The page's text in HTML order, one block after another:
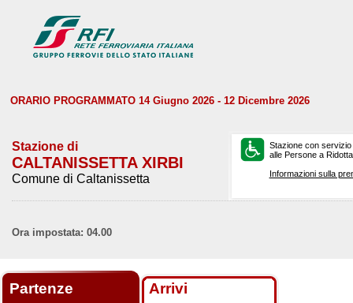
ORARIO PROGRAMMATO 14 Giugno 2026 - 12 Dicembre 2026
Stazione di
CALTANISSETTA XIRBI
Comune di Caltanissetta
Stazione con
alle Persone a
Informazioni sulla
Ora impostata: 04.00
Partenze Arrivi